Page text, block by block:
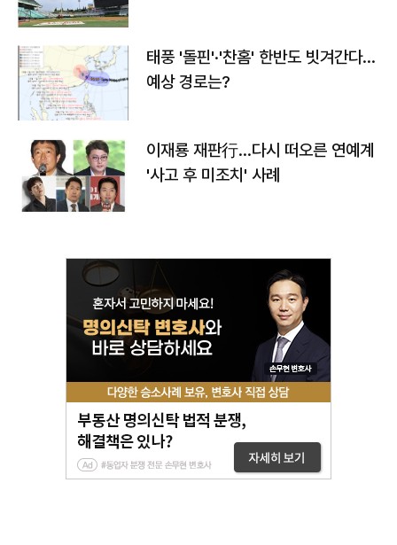
태풍 '돌핀'·'찬홈' 한반도 빗겨간다…
예상 경로는?
이재룡 재판行…다시 떠오른 연예계
'사고 후 미조치' 사례